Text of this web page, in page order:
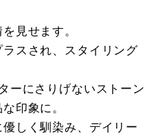
見せます。
スされ、スタイリング
ーにさりげないストーン
印象に。
しく馴染み、デイリー